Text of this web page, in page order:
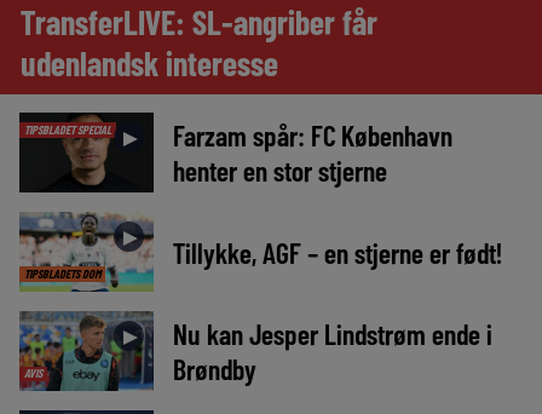
TransferLIVE: SL-angriber får
udenlandsk interesse
TIPSBLADET SPECIAL ►
Farzam spår: FC København
henter en stor stjerne
TIPSBLADETS DOM
► Tillykke, AGF – en stjerne er født!
AVIS
►
Nu kan Jesper Lindstrøm ende i
Brøndby